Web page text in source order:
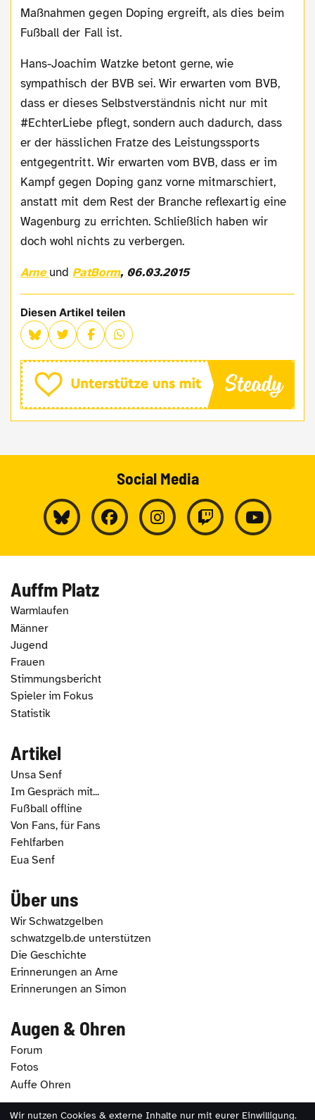
Maßnahmen gegen Doping ergreift, als dies beim
Fußball der Fall ist.
Hans-Joachim Watzke betont gerne, wie
sympathisch der BVB sei. Wir erwarten vom BVB,
dass er dieses Selbstverständnis nicht nur mit
#EchterLiebe pflegt, sondern auch dadurch, dass
er der hässlichen Fratze des Leistungssports
entgegentritt. Wir erwarten vom BVB, dass er im
Kampf gegen Doping ganz vorne mitmarschiert,
anstatt mit dem Rest der Branche reflexartig eine
Wagenburg zu errichten. Schließlich haben wir
doch wohl nichts zu verbergen.
Arne undPatBorm, 06.03.2015
Diesen Artikel teilen
Social Media
Auffm Platz
Warmlaufen
Männer
Jugend
Frauen
Stimmungsbericht
Spieler im Fokus
Statistik
Artikel
Unsa Senf
Im Gespräch mit...
Fußball offline
Von Fans, für Fans
Fehlfarben
Eua Senf
Über uns
Wir Schwatzgelben
schwatzgelb.de unterstützen
Die Geschichte
Erinnerungen an Arne
Erinnerungen an Simon
Augen & Ohren
Forum
Fotos
Auffe Ohren
Wir nutzen Cookies & externe Inhalte nur mit eurer Einwilligung.